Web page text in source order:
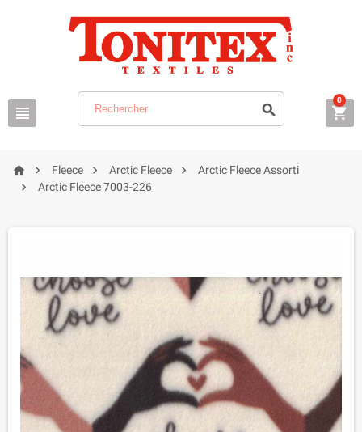
  
0
  Fleece  Arctic Fleece  Arctic Fleece Assorti
 Arctic Fleece 7003-226